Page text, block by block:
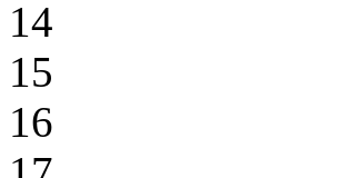
14
15
16